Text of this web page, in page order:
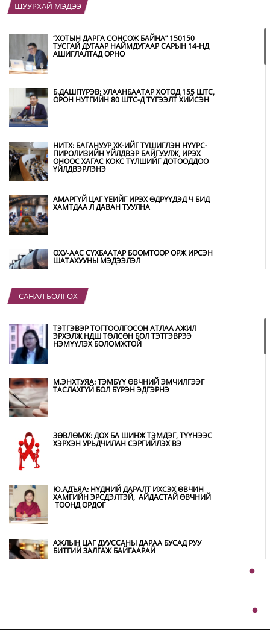
ШУУРХАЙ МЭДЭЭ
“ХОТЫН ДАРГА СОНСОЖ БАЙНА” 150150
ТУСГАЙ ДУГААР НАЙМДУГААР САРЫН 14-НД
АШИГЛАЛТАД ОРНО
Б.ДАШПҮРЭВ: УЛААНБААТАР ХОТОД 155 ШТС,
ОРОН НУТГИЙН 80 ШТС-Д ТҮГЭЭЛТ ХИЙСЭН
НИТХ: БАГАНУУР ХК-ИЙГ ТҮШИГЛЭН НҮҮРС-
ПИРОЛИЗИЙН ҮЙЛДВЭР БАЙГУУЛЖ, ИРЭХ
ОНООС ХАГАС КОКС ТҮЛШИЙГ ДОТООДДОО
ҮЙЛДВЭРЛЭНЭ
АМАРГҮЙ ЦАГ ҮЕИЙГ ИРЭХ ӨДРҮҮДЭД Ч БИД
ХАМТДАА Л ДАВАН ТУУЛНА
ОХУ-ААС СҮХБААТАР БООМТООР ОРЖ ИРСЭН
ШАТАХУУНЫ МЭДЭЭЛЭЛ
ҮЕР УСНЫ БОЛЗОШГҮЙ АЮУЛААС
БАЙНА
САНАЛ БОЛГОХ
ТЭТГЭВЭР ТОГТООЛГОСОН АТЛАА АЖИЛ
ЭРХЭЛЖ НДШ ТӨЛСӨН БОЛ ТЭТГЭВРЭЭ
НЭМҮҮЛЭХ БОЛОМЖТОЙ
М.ЭНХТУЯА: ТЭМБҮҮ ӨВЧНИЙ ЭМЧИЛГЭЭГ
ТАСЛАХГҮЙ БОЛ БҮРЭН ЭДГЭРНЭ
ЗӨВЛӨМЖ: ДОХ БА ШИНЖ ТЭМДЭГ, ТҮҮНЭЭС
ХЭРХЭН УРЬДЧИЛАН СЭРГИЙЛЭХ ВЭ
Ю.АДЪЯА: НҮДНИЙ ДАРАЛТ ИХСЭХ ӨВЧИН
ХАМГИЙН ЭРСДЭЛТЭЙ, АЙДАСТАЙ ӨВЧНИЙ
ТООНД ОРДОГ
АЖЛЫН ЦАГ ДУУССАНЫ ДАРАА БУСАД РУУ
БИТГИЙ ЗАЛГАЖ БАЙГААРАЙ